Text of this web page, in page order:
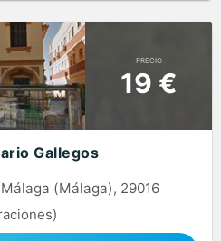
PRECIO
19 €
Gallegos
(Málaga), 29016